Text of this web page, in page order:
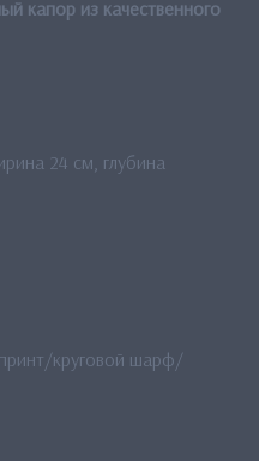
капор из качественного
24 см, глубина
круговой шарф/